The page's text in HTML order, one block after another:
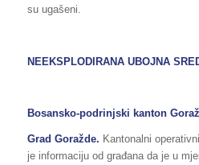
su ugašeni.
NEEKSPLODIRANA UBOJNA
Bosansko-podrinjski kanton
Grad Goražde. Kantonalni
je informaciju od građana da je u